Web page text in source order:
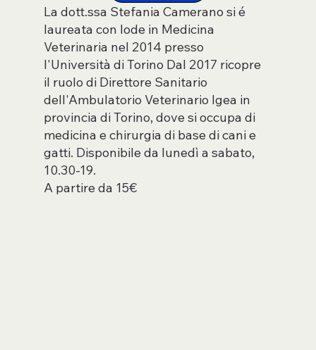
La dott.ssa Stefania Camerano si é
laureata con lode in Medicina
Veterinaria nel 2014 presso
l'Università di Torino Dal 2017 ricopre
il ruolo di Direttore Sanitario
dell'Ambulatorio Veterinario Igea in
provincia di Torino, dove si occupa di
medicina e chirurgia di base di cani e
gatti. Disponibile da lunedì a sabato,
10.30-19.
A partire da 15€